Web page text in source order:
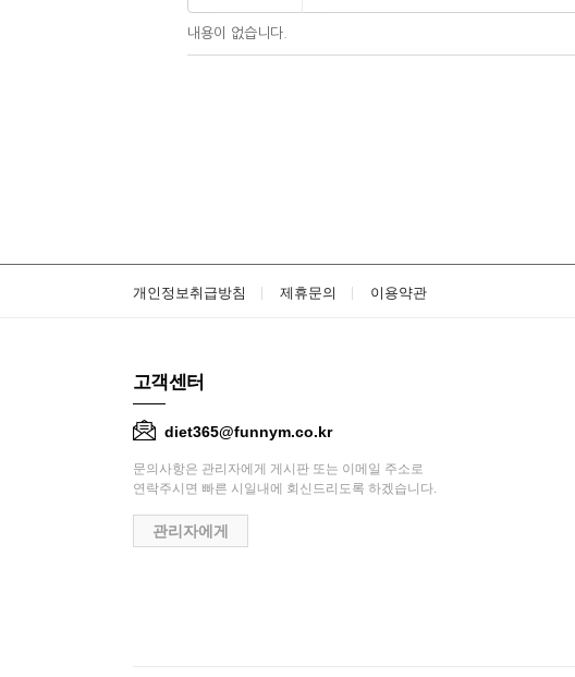
내용이 없습니다.
개인정보취급방침 제휴문의 이용약관
고객센터
diet365@funnym.co.kr
문의사항은 관리자에게 게시판 또는 이메일 주소로
연락주시면 빠른 시일내에 회신드리도록 하겠습니다.
관리자에게